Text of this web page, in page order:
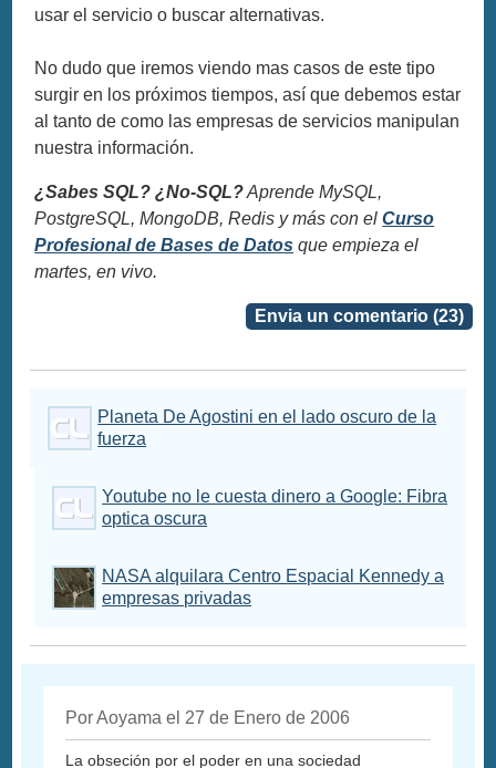
usar el servicio o buscar alternativas.
No dudo que iremos viendo mas casos de este tipo
surgir en los próximos tiempos, así que debemos estar
al tanto de como las empresas de servicios manipulan
nuestra información.
¿Sabes SQL? ¿No-SQL?Aprende MySQL,
PostgreSQL, MongoDB, Redis y más con elCurso
Profesional de Bases de Datos que empieza el
martes, en vivo.
Envia un comentario (23)
Planeta De Agostini en el lado oscuro de la
fuerza
Youtube no le cuesta dinero a Google: Fibra
optica oscura
NASA alquilara Centro Espacial Kennedy a
empresas privadas
Por Aoyama el 27 de Enero de 2006
La obseción por el poder en una sociedad